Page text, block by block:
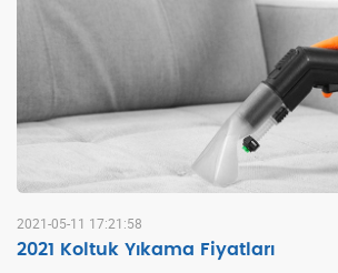
2021-05-11 17:21:58
2021 Koltuk Yıkama Fiyatları